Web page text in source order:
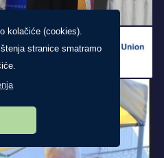
kolačiće (cookies).
stranice smatramo